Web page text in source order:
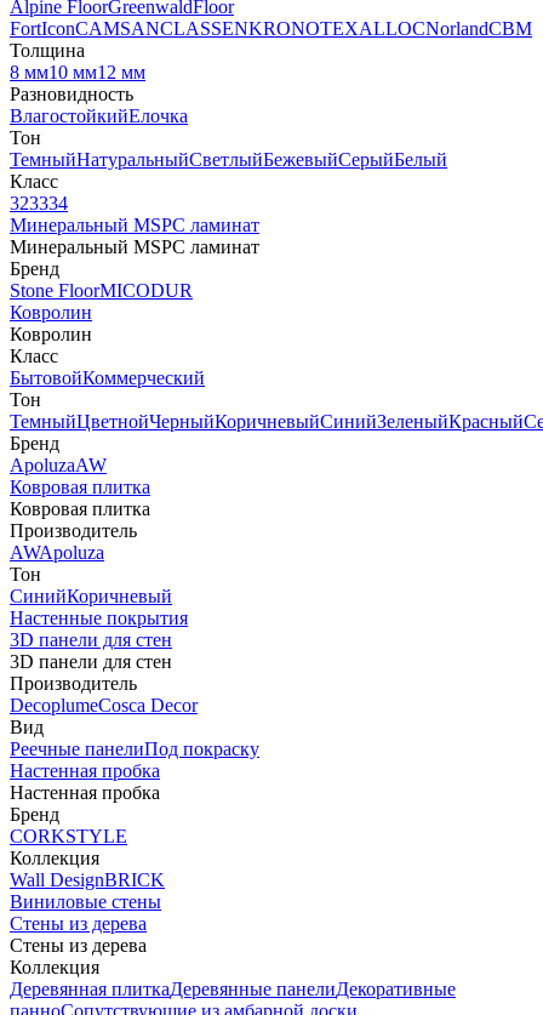
Alpine FloorGreenwaldFloor
FortIconCAMSANCLASSENKRONOTEXALLOCNorlandCBM
Толщина
8 мм10 мм12 мм
Разновидность
ВлагостойкийЕлочка
Тон
ТемныйНатуральныйСветлыйБежевыйСерыйБелый
Класс
323334
Минеральный MSPC ламинат
Минеральный MSPC ламинат
Бренд
Stone FloorMICODUR
Ковролин
Ковролин
Класс
БытовойКоммерческий
Тон
ТемныйЦветнойЧерныйКоричневыйСинийЗеленыйКрасный
Бренд
ApoluzaAW
Ковровая плитка
Ковровая плитка
Производитель
AWApoluza
Тон
СинийКоричневый
Настенные покрытия
3D панели для стен
3D панели для стен
Производитель
DecoplumeCosca Decor
Вид
Реечные панелиПод покраску
Настенная пробка
Настенная пробка
Бренд
CORKSTYLE
Коллекция
Wall DesignBRICK
Виниловые стены
Стены из дерева
Стены из дерева
Коллекция
Деревянная плиткаДеревянные панелиДекоративные
панноСопутствующие из амбарной доски